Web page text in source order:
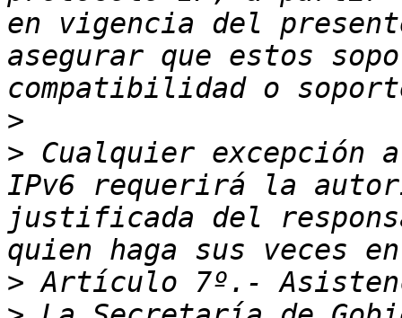
en vigencia del
asegurar que estos
>
> Cualquier excepción
IPv6 requerirá la
justificada del
>